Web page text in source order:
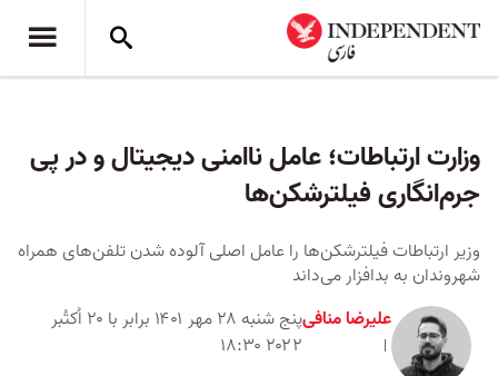
وزارت ارتباطات؛ عامل ناامنی دیجیتال و در پی
جرم‌انگاری فیلترشکن‌ها
وزیر ارتباطات فیلترشکن‌ها را عامل اصلی آلوده شدن تلفن‌های همراه
شهروندان به بدافزار می‌داند
علیرضا منافی
پنج شنبه ۲۸ مهر ۱۴۰۱ برابر با ۲۰ اُکتُبر
۲۰۲۲ ۱۸:۳۰